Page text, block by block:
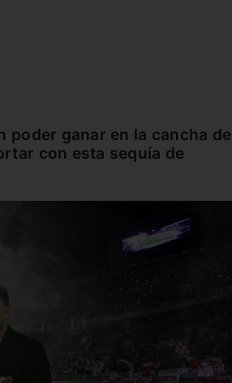
poder ganar en la cancha de
con esta sequía de